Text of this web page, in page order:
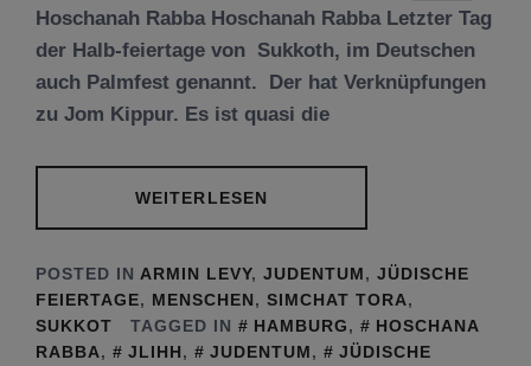
Hoschanah Rabba Hoschanah Rabba Letzter Tag
der Halb-feiertage von Sukkoth, im Deutschen
auch Palmfest genannt. Der hat Verknüpfungen
zu Jom Kippur. Es ist quasi die
WEITERLESEN
POSTED IN ARMIN LEVY, JUDENTUM, JÜDISCHE
FEIERTAGE, MENSCHEN, SIMCHAT TORA,
SUKKOT
TAGGED IN HAMBURG,
HOSCHANA
RABBA, JLIHH, JUDENTUM,
JÜDISCHE